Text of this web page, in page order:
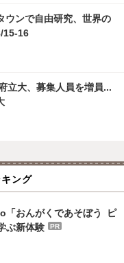
ウンで自由研究、世界の
15-16
立大、募集人員を増員...
ング
「おんがくであそぼう ピ
ぶ新体験
PR